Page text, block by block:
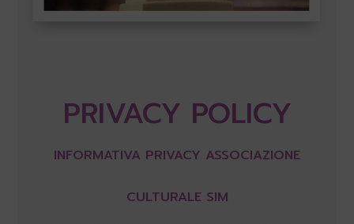
PRIVACY POLICY
INFORMATIVA PRIVACY ASSOCIAZIONE
CULTURALE SIM